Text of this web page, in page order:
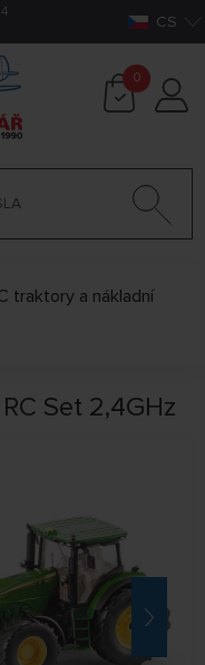
CS
0
traktory a nákladní
Set 2,4GHz